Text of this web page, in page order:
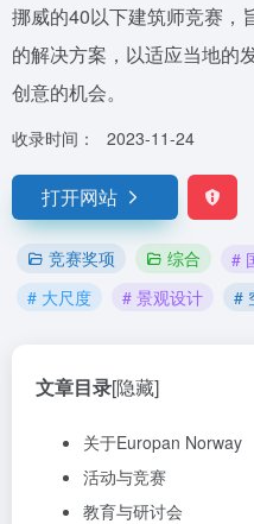
挪威的40以下建筑师竞赛，
的解决方案，以适应当地的
创意的机会。
收录时间： 2023-11-24
打开网站
竞赛奖项 综合 #
# 大尺度
# 景观设计 #
文章目录[隐藏]
关于Europan Norway
活动与竞赛
教育与研讨会